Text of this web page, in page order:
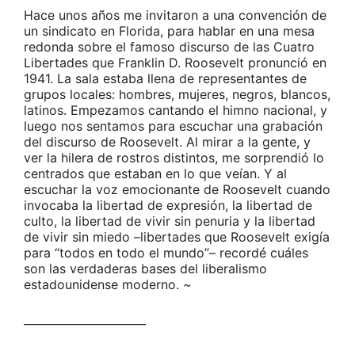
Hace unos años me invitaron a una convención de
un sindicato en Florida, para hablar en una mesa
redonda sobre el famoso discurso de las Cuatro
Libertades que Franklin D. Roosevelt pronunció en
1941. La sala estaba llena de representantes de
grupos locales: hombres, mujeres, negros, blancos,
latinos. Empezamos cantando el himno nacional, y
luego nos sentamos para escuchar una grabación
del discurso de Roosevelt. Al mirar a la gente, y
ver la hilera de rostros distintos, me sorprendió lo
centrados que estaban en lo que veían. Y al
escuchar la voz emocionante de Roosevelt cuando
invocaba la libertad de expresión, la libertad de
culto, la libertad de vivir sin penuria y la libertad
de vivir sin miedo –libertades que Roosevelt exigía
para “todos en todo el mundo”– recordé cuáles
son las verdaderas bases del liberalismo
estadounidense moderno. ~